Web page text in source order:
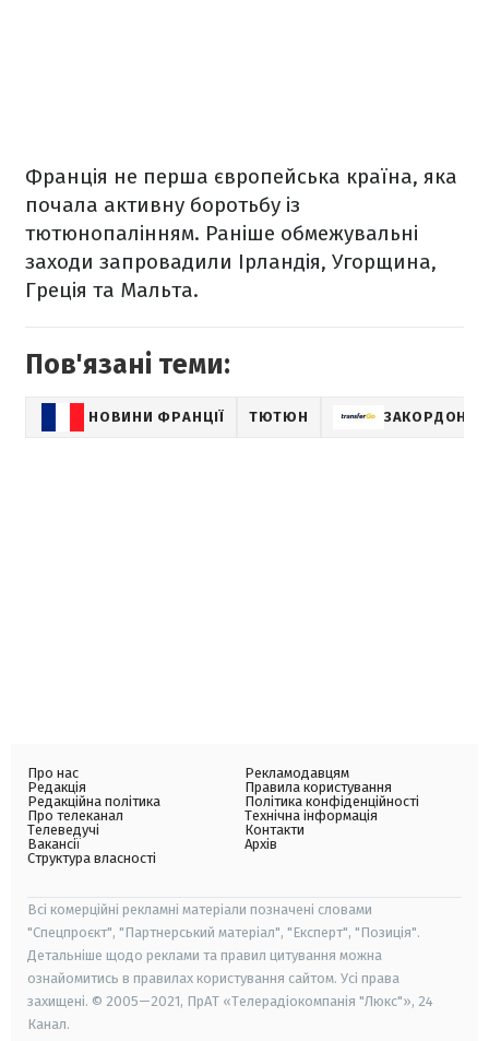
Франція не перша європейська країна, яка
почала активну боротьбу із
тютюнопалінням. Раніше обмежувальні
заходи запровадили Ірландія, Угорщина,
Греція та Мальта.
Пов'язані теми:
НОВИНИ ФРАНЦІЇ ТЮТЮН ЗАКОРДОН
Про нас
Редакція
Редакційна політика
Про телеканал
Телеведучі
Вакансії
Структура власності
Рекламодавцям
Правила користування
Політика конфіденційності
Технічна інформація
Контакти
Архів
Всі комерційні рекламні матеріали позначені словами
"Спецпроєкт", "Партнерський матеріал", "Експерт", "Позиція".
Детальніше щодо реклами та правил цитування можна
ознайомитись в правилах користування сайтом. Усі права
захищені. © 2005—2021, ПрАТ «Телерадіокомпанія "Люкс"», 24
Канал.